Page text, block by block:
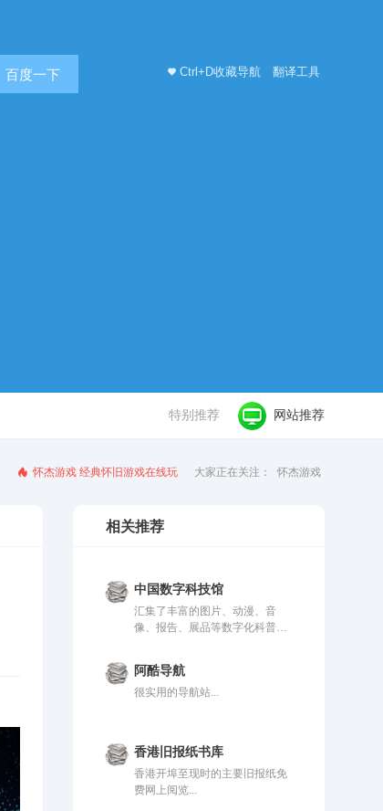
Ctrl+D收藏导航 翻译工具
百度一下
特别推荐 网站推荐
大家正在关注： 怀杰游戏
怀杰游戏 经典怀旧游戏在线玩
相关推荐
中国数字科技馆
汇集了丰富的图片、动漫、音
像、报告、展品等数字化科普资
阿酷导航
很实用的导航站...
香港旧报纸书库
香港开埠至现时的主要旧报纸免
费网上阅览...